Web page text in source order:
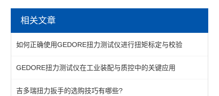
延长杆
棘轮头
动态扭矩测试仪
扭力测试仪
相关文章
如何正确使用GEDORE扭力测试仪进行扭矩标定与校验
GEDORE扭力测试仪在工业装配与质控中的关键应用
吉多瑞扭力扳手的选购技巧有哪些?